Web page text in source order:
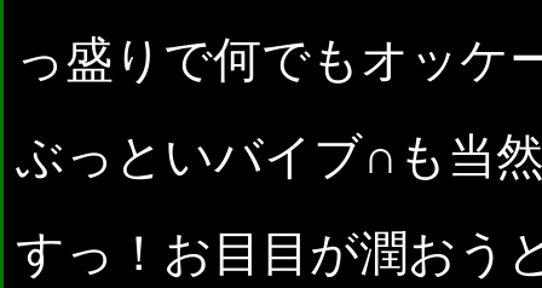
っ盛りで何でもオッケ
ぶっといバイブ∩も当
すっ！お目目が潤おう